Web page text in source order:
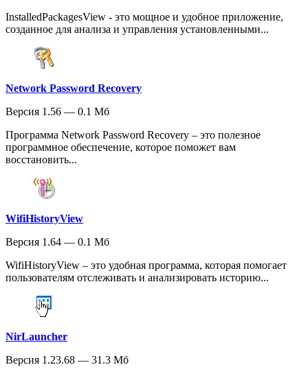
InstalledPackagesView - это мощное и удобное приложение,
созданное для анализа и управления установленными...
Network Password Recovery
Версия 1.56 — 0.1 Мб
Программа Network Password Recovery – это полезное
программное обеспечение, которое поможет вам
восстановить...
WifiHistoryView
Версия 1.64 — 0.1 Мб
WifiHistoryView – это удобная программа, которая помогает
пользователям отслеживать и анализировать историю...
NirLauncher
Версия 1.23.68 — 31.3 Мб